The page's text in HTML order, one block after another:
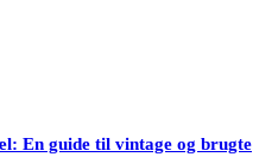
En guide til vintage og brugte